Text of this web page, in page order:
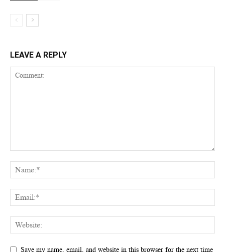
LEAVE A REPLY
Save my name, email, and website in this browser for the next time